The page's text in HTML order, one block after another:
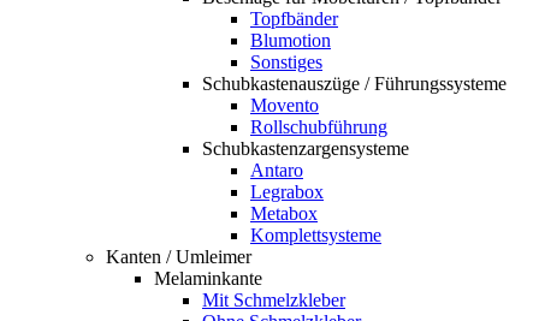
Topfbänder
Blumotion
Sonstiges
Schubkastenauszüge / Führungssysteme
Movento
Rollschubführung
Schubkastenzargensysteme
Antaro
Legrabox
Metabox
Komplettsysteme
Kanten / Umleimer
Melaminkante
Mit Schmelzkleber